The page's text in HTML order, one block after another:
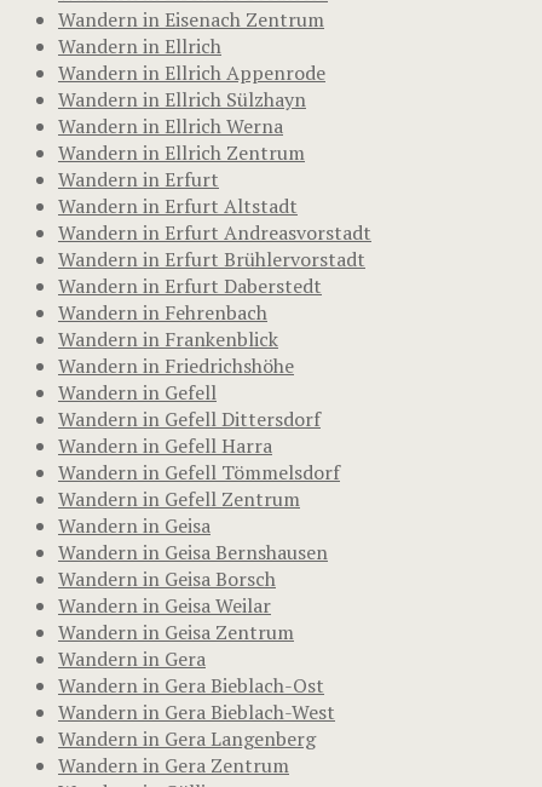
Wandern in Eisenach Zentrum
Wandern in Ellrich
Wandern in Ellrich Appenrode
Wandern in Ellrich Sülzhayn
Wandern in Ellrich Werna
Wandern in Ellrich Zentrum
Wandern in Erfurt
Wandern in Erfurt Altstadt
Wandern in Erfurt Andreasvorstadt
Wandern in Erfurt Brühlervorstadt
Wandern in Erfurt Daberstedt
Wandern in Fehrenbach
Wandern in Frankenblick
Wandern in Friedrichshöhe
Wandern in Gefell
Wandern in Gefell Dittersdorf
Wandern in Gefell Harra
Wandern in Gefell Tömmelsdorf
Wandern in Gefell Zentrum
Wandern in Geisa
Wandern in Geisa Bernshausen
Wandern in Geisa Borsch
Wandern in Geisa Weilar
Wandern in Geisa Zentrum
Wandern in Gera
Wandern in Gera Bieblach-Ost
Wandern in Gera Bieblach-West
Wandern in Gera Langenberg
Wandern in Gera Zentrum